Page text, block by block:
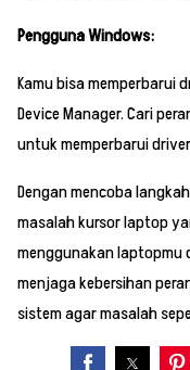
Pengguna Windows:
Kamu bisa memperbarui
Device Manager. Cari
untuk memperbarui
Dengan mencoba
masalah kursor laptop
menggunakan laptopmu
menjaga kebersihan
sistem agar masalah